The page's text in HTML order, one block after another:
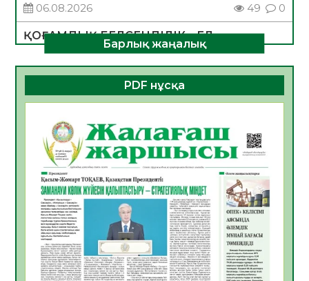
06.08.2026
49 0
ҚОҒАМДЫҚ БЕЛСЕНДІЛІК – ЕЛ
ДАМУЫНЫҢ НЕГІЗІ
06.08.2026
47 0
ҚҰРЫЛТАЙ САЙЛАУЫ – БОЛАШАҚҚА
БАСТАР ЖАУАПТЫ ТАҢДАУ
06.08.2026
Инфекциялық ауруларға қарсы иммундау
жұмыстарының тиімділігі
06.08.2026
51
Көкжөтел ауруы туралы
06.08.2026
49
АПВ вакцинасы туралы мәлімет
06.08.2026
47
Барлық жаңалық
PDF нұсқа